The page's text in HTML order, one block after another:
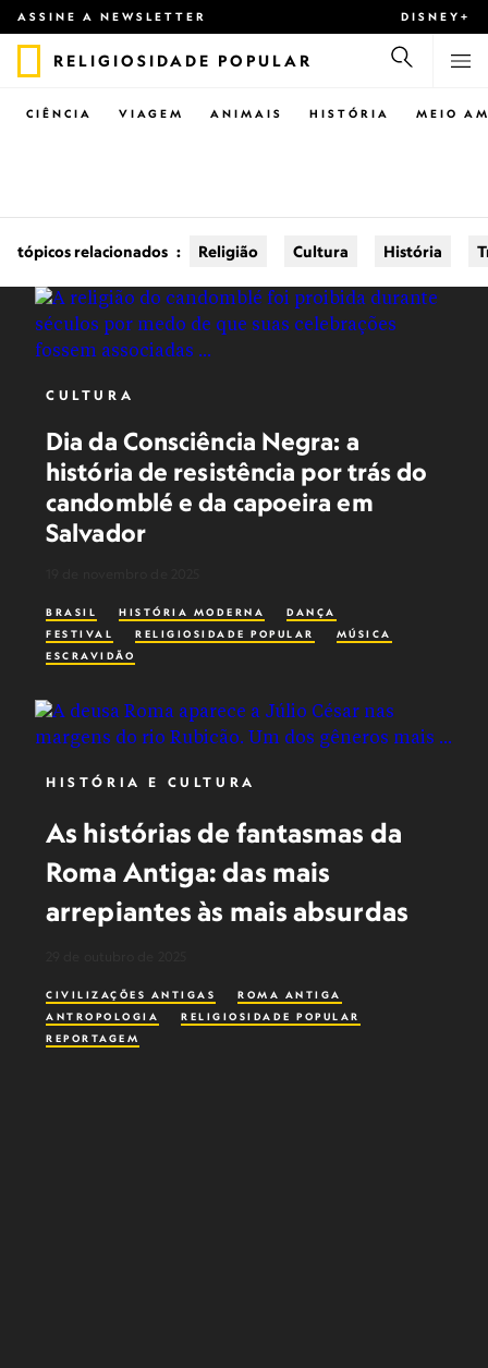
ASSINE A NEWSLETTER DISNEY+
RELIGIOSIDADE POPULAR
CIÊNCIA VIAGEM ANIMAIS HISTÓRIA MEIO
tópicos relacionados : Religião Cultura História
CULTURA
Dia da Consciência Negra: a
história de resistência por trás do
candomblé e da capoeira em
Salvador
BRASIL HISTÓRIA MODERNA
DANÇA
FESTIVAL
RELIGIOSIDADE POPULAR
MÚSICA
ESCRAVIDÃO
HISTÓRIA E CULTURA
As histórias de fantasmas da
Roma Antiga: das mais
arrepiantes às mais absurdas
CIVILIZAÇÕES ANTIGAS
ROMA ANTIGA
ANTROPOLOGIA
RELIGIOSIDADE POPULAR
REPORTAGEM